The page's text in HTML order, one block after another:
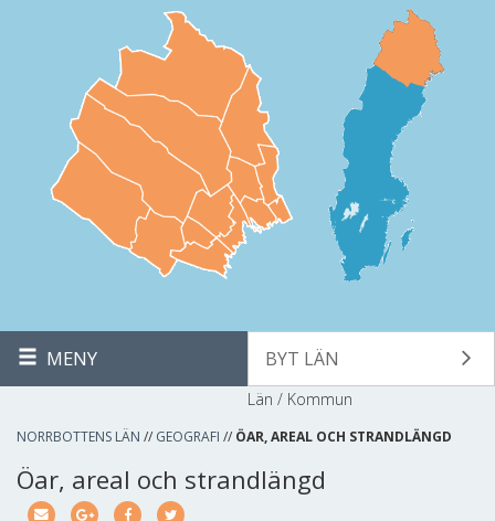
MENY BYT LÄN
Län / Kommun
NORRBOTTENS LÄN // GEOGRAFI // ÖAR, AREAL OCH STRANDLÄNGD
Öar, areal och strandlängd